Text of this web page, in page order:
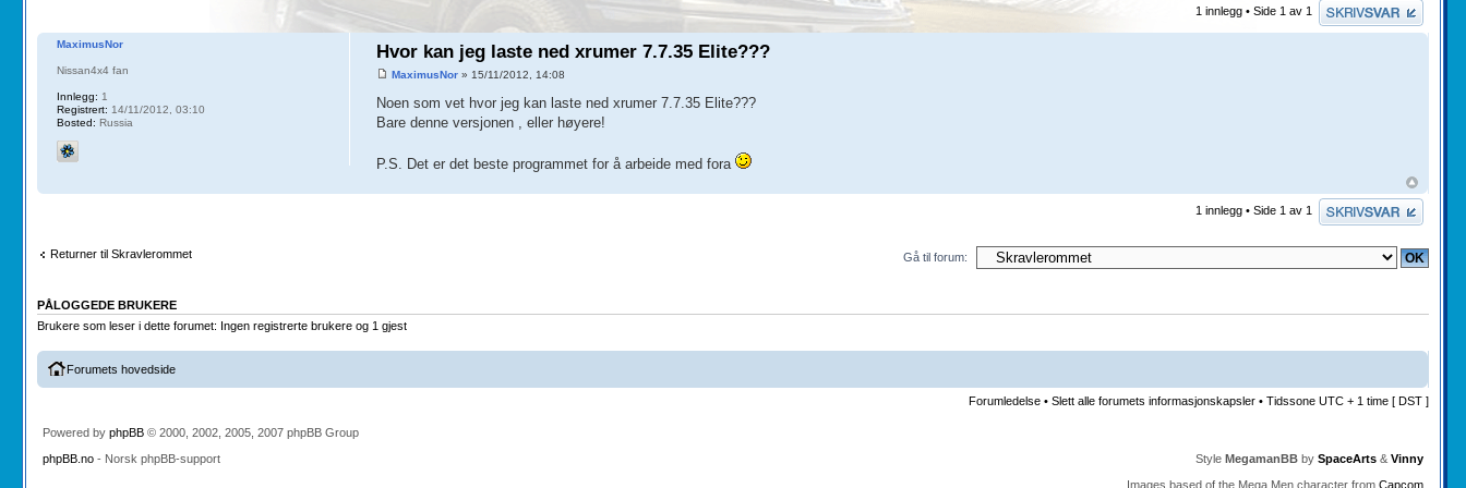
Skriv et svar
1 innlegg • Side 1 av 1
Hvor kan jeg laste ned xrumer 7.7.35 Elite???
MaximusNor » 15/11/2012, 14:08
Noen som vet hvor jeg kan laste ned xrumer 7.7.35 Elite???
Bare denne versjonen , eller høyere!
P.S. Det er det beste programmet for å arbeide med fora
MaximusNor
Nissan4x4 fan
Innlegg: 1
Registrert: 14/11/2012, 03:10
Bosted: Russia
Skriv et svar
1 innlegg • Side 1 av 1
Returner til Skravlerommet Gå til forum:
PÅLOGGEDE BRUKERE
Brukere som leser i dette forumet: Ingen registrerte brukere og 1 gjest
Forumets hovedside
Forumledelse •Slett alle forumets informasjonskapsler • Tidssone UTC + 1 time [ DST ]
Powered by phpBB© 2000, 2002, 2005, 2007 phpBB Group
phpBB.no- Norsk phpBB-support Style MegamanBB bySpaceArts &Vinny
Images based of the Mega Men character fromCapcom